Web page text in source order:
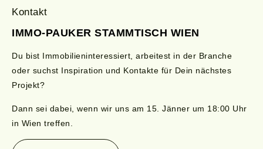
Kontakt
IMMO-PAUKER STAMMTISCH WIEN
Du bist Immobilieninteressiert, arbeitest in der Branche
oder suchst Inspiration und Kontakte für Dein nächstes
Projekt?
Dann sei dabei, wenn wir uns am 15. Jänner um 18:00 Uhr
in Wien treffen.